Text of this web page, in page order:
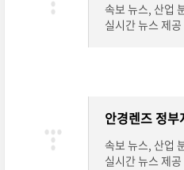
속보 뉴스, 산업
실시간 뉴스 제
안경렌즈 정
속보 뉴스, 산업
실시간 뉴스 제